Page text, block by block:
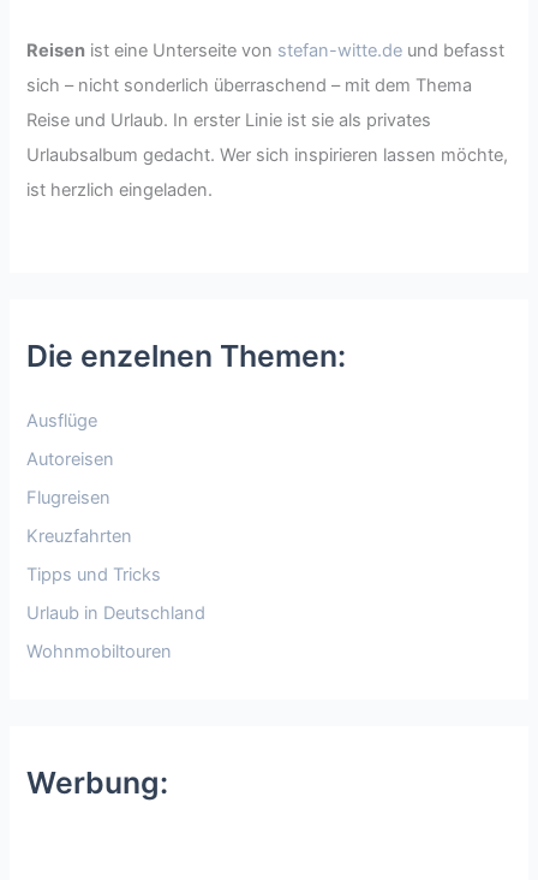
Reisen ist eine Unterseite von stefan-witte.de und befasst
sich – nicht sonderlich überraschend – mit dem Thema
Reise und Urlaub. In erster Linie ist sie als privates
Urlaubsalbum gedacht. Wer sich inspirieren lassen möchte,
ist herzlich eingeladen.
Die enzelnen Themen:
Ausflüge
Autoreisen
Flugreisen
Kreuzfahrten
Tipps und Tricks
Urlaub in Deutschland
Wohnmobiltouren
Werbung: